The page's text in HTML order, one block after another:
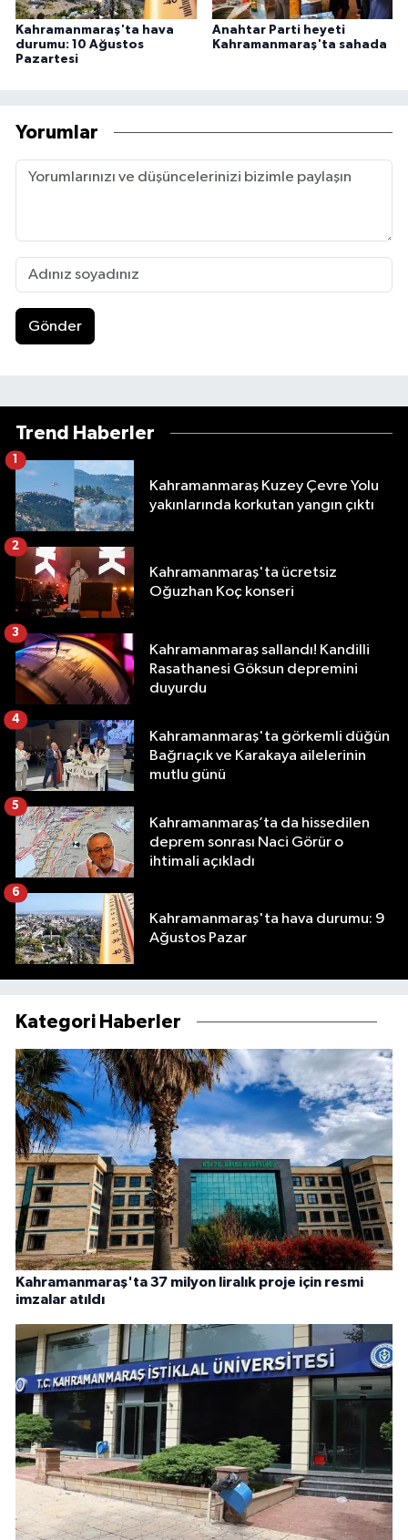
Kahramanmaraş'ta hava
durumu: 10 Ağustos
Pazartesi
Anahtar Parti heyeti
Kahramanmaraş'ta sahada
Yorumlar
Gönder
Trend Haberler
Kahramanmaraş Kuzey Çevre Yolu
yakınlarında korkutan yangın çıktı
1
Kahramanmaraş'ta ücretsiz
Oğuzhan Koç konseri
2
Kahramanmaraş sallandı! Kandilli
Rasathanesi Göksun depremini
duyurdu
3
Kahramanmaraş'ta görkemli düğün
Bağrıaçık ve Karakaya ailelerinin
mutlu günü
4
Kahramanmaraş’ta da hissedilen
deprem sonrası Naci Görür o
ihtimali açıkladı
5
Kahramanmaraş'ta hava durumu: 9
Ağustos Pazar
6
Kategori Haberler
Kahramanmaraş'ta 37 milyon liralık proje için resmi
imzalar atıldı